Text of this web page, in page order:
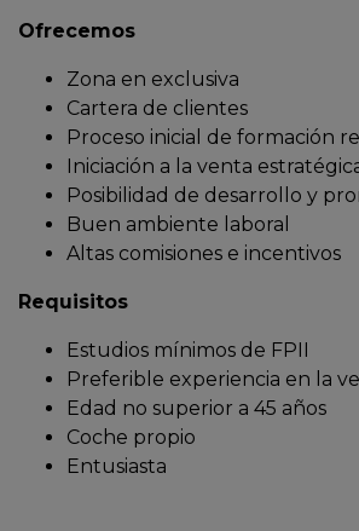
Ofrecemos
Zona en exclusiva
Cartera de clientes
Proceso inicial de formación
Iniciación a la venta
Posibilidad de desarrollo y
Buen ambiente laboral
Altas comisiones e incentivos
Requisitos
Estudios mínimos de FPII
Preferible experiencia en la
Edad no superior a 45 años
Coche propio
Entusiasta